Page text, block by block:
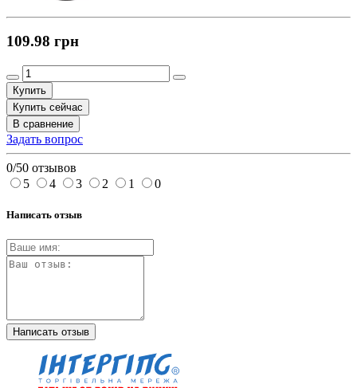
109.98 грн
Купить
Купить сейчас
В сравнение
Задать вопрос
0/50 отзывов
5
4 3 2 1 0
Написать отзыв
Написать отзыв